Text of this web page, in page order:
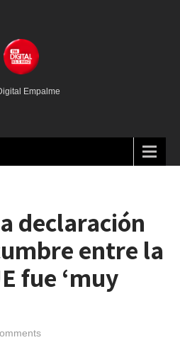
Empalme
declaración
entre la
fue ‘muy